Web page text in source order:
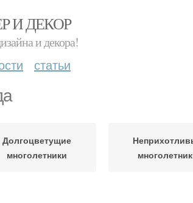
И ДЕКОР
и декора!
статьи
Долгоцветущие
многолетники